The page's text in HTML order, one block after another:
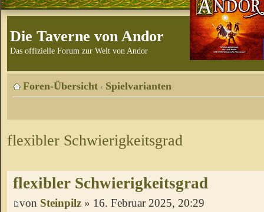
Die Taverne von Andor
Das offizielle Forum zur Welt von Andor
Foren-Übersicht ‹ Spielvarianten
flexibler Schwierigkeitsgrad
flexibler Schwierigkeitsgrad
von Steinpilz » 16. Februar 2025, 20:29